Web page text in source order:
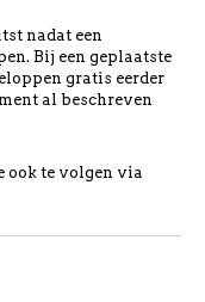
nadat een
Bij een geplaatste
gratis eerder
al beschreven
ook te volgen via